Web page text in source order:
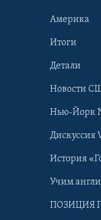
Америка
Итоги
Детали
Новости
Нью-Йорк
Дискуссия
История
Учим
ПОЗИЦИЯ